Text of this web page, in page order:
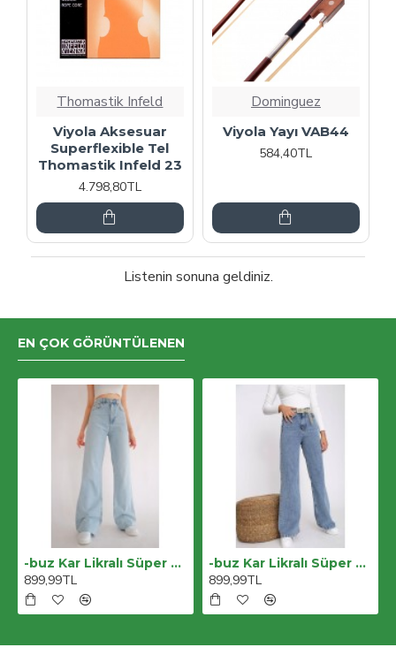
Thomastik Infeld
Viyola Aksesuar
Superflexible Tel
Thomastik Infeld 23
4.798,80TL
Dominguez
Viyola Yayı VAB44
584,40TL
Listenin sonuna geldiniz.
EN ÇOK GÖRÜNTÜLENEN
-buz Kar Likralı Süper Yüksek Bel Salaş Jeans Palazzo Pantolon. (süper Yüksek) Wide Leg
899,99TL
-buz Kar Likralı Süper Yüksek Bel Salaş Jeans Palazzo Pantolon. (süper Yüksek) Wide Leg
899,99TL